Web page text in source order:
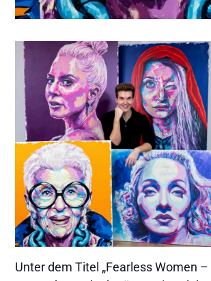
Unter dem Titel „Fearless Women